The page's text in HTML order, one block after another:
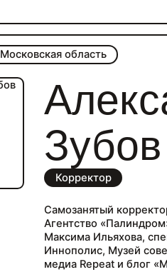
Московская область
Зубов
Корректор
Самозанятый
Агентство
Максима Ильяхова,
Иннополис, Музей
медиа Repeat и блог